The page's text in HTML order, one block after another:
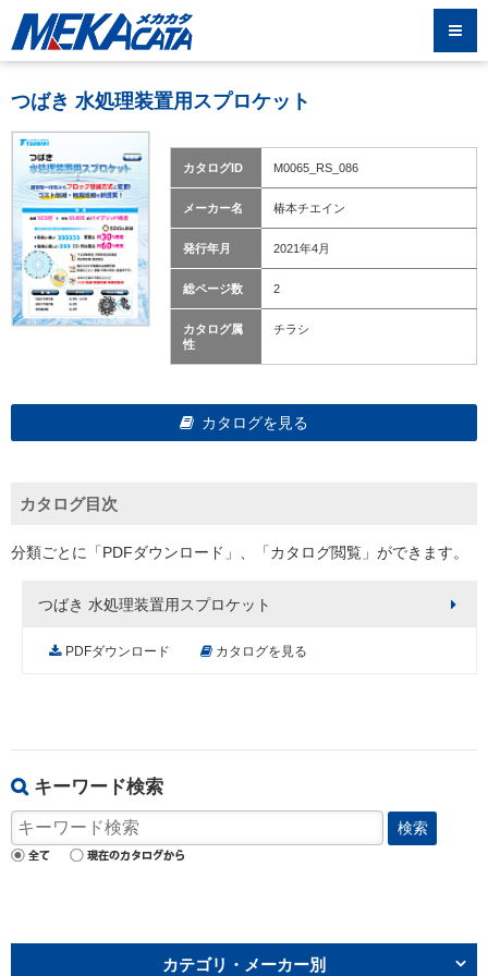
つばき 水処理装置用スプロケット
カタログID M0065_RS_086
メーカー名 椿本チエイン
発行年月 2021年4月
総ページ数 2
カタログ属
性
チラシ
カタログを見る
カタログ目次
分類ごとに「PDFダウンロード」、「カタログ閲覧」ができます。
つばき 水処理装置用スプロケット
PDFダウンロード カタログを見る
キーワード検索
検索
カテゴリ・メーカー別